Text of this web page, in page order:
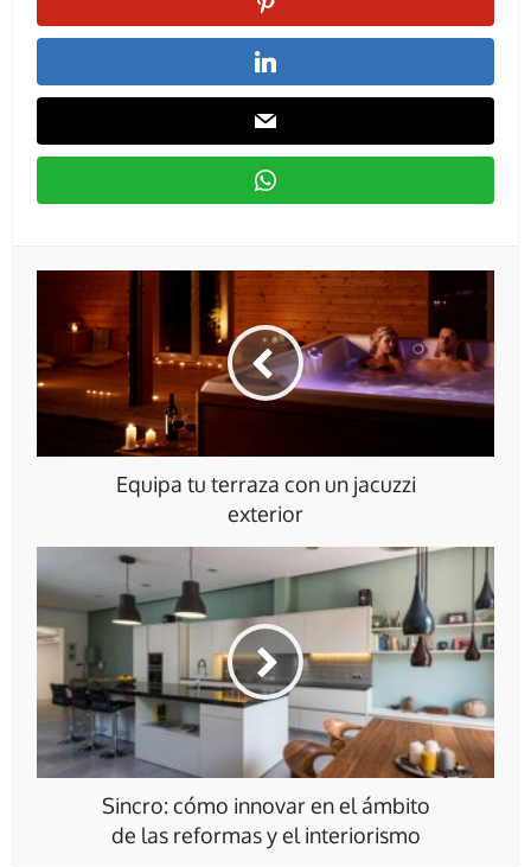
Equipa tu terraza con un jacuzzi
exterior
Sincro: cómo innovar en el ámbito
de las reformas y el interiorismo